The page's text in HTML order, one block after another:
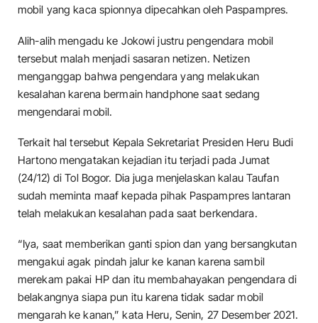
mobil yang kaca spionnya dipecahkan oleh Paspampres.
Alih-alih mengadu ke Jokowi justru pengendara mobil
tersebut malah menjadi sasaran netizen. Netizen
menganggap bahwa pengendara yang melakukan
kesalahan karena bermain handphone saat sedang
mengendarai mobil.
Terkait hal tersebut Kepala Sekretariat Presiden Heru Budi
Hartono mengatakan kejadian itu terjadi pada Jumat
(24/12) di Tol Bogor. Dia juga menjelaskan kalau Taufan
sudah meminta maaf kepada pihak Paspampres lantaran
telah melakukan kesalahan pada saat berkendara.
“Iya, saat memberikan ganti spion dan yang bersangkutan
mengakui agak pindah jalur ke kanan karena sambil
merekam pakai HP dan itu membahayakan pengendara di
belakangnya siapa pun itu karena tidak sadar mobil
mengarah ke kanan,” kata Heru, Senin, 27 Desember 2021.